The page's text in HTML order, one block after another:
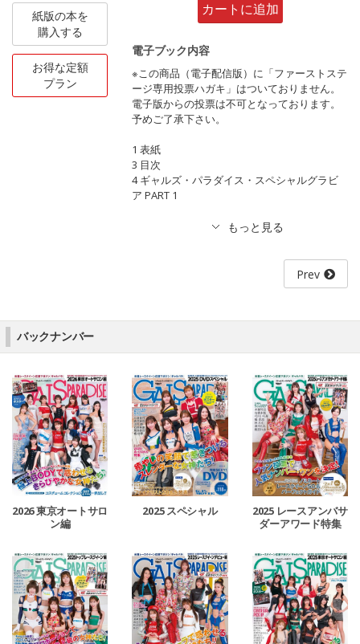
紙版の本を
購入する
お得な定額
プラン
カートに追加
電子ブック内容
※この商品（電子配信版）に「ファーストステ
ージ専用投票ハガキ」はついておりません。
電子版からの投票は不可となっております。
予めご了承下さい。
1 表紙
3 目次
4 ギャルズ・パラダイス・スペシャルグラビ
ア PART 1
Prev
バックナンバー
2026 東京オートサロ
ン編
2025 スペシャル
2025 レースアンバサ
ダーアワード特集